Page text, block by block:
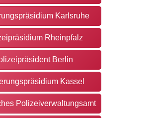
Karlsruhe
Rheinpfalz
Berlin
Kassel
Polizeiverwaltungsamt